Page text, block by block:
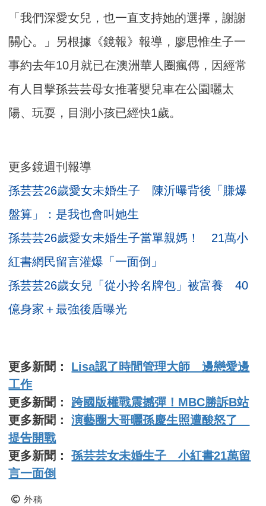
「我們深愛女兒，也一直支持她的選擇，謝謝
關心。」另根據《鏡報》報導，廖思惟生子一
事約去年10月就已在澳洲華人圈瘋傳，因經常
有人目擊孫芸芸母女推著嬰兒車在公園曬太
陽、玩耍，目測小孩已經快1歲。
更多鏡週刊報導
孫芸芸26歲愛女未婚生子 陳沂曝背後「賺爆
盤算」：是我也會叫她生
孫芸芸26歲愛女未婚生子當單親媽！ 21萬小
紅書網民留言灌爆「一面倒」
孫芸芸26歲女兒「從小拎名牌包」被富養 40
億身家＋最強後盾曝光
更多新聞： Lisa認了時間管理大師 邊戀愛邊
工作
更多新聞： 跨國版權戰震撼彈！MBC勝訴B站
更多新聞：演藝圈大哥曬孫慶生照遭酸怒了
提告開戰
更多新聞：孫芸芸女未婚生子 小紅書21萬留
言一面倒
外稿